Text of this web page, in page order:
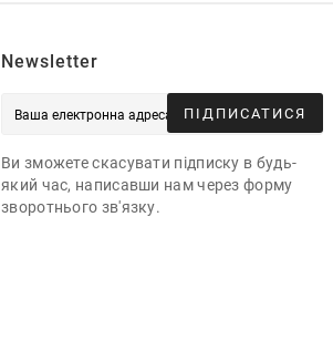
Newsletter
ПІДПИСАТИСЯ
Ви зможете скасувати підписку в будь-
який час, написавши нам через форму
зворотнього зв'язку.